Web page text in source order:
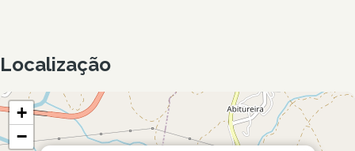
Localização
+
−